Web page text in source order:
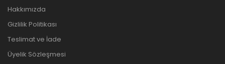
Hakkımızda
Gizlilik Politikası
Teslimat ve İade
Üyelik Sözleşmesi